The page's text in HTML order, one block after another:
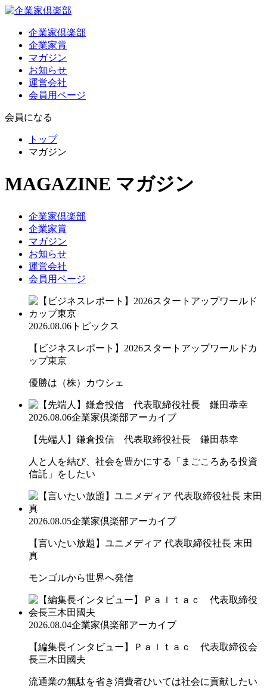
企業家倶楽部
企業家賞
マガジン
お知らせ
運営会社
会員用ページ
会員になる
トップ
マガジン
MAGAZINE マガジン
企業家倶楽部
企業家賞
マガジン
お知らせ
運営会社
会員用ページ
2026.08.06 トピックス
【ビジネスレポート】2026スタートアップワールドカ
ップ東京
優勝は（株）カウシェ
2026.08.06企業家倶楽部アーカイブ
【先端人】鎌倉投信 代表取締役社長 鎌田恭幸
人と人を結び、社会を豊かにする「まごころある投資
信託」をしたい
2026.08.05企業家倶楽部アーカイブ
【言いたい放題】ユニメディア 代表取締役社長 末田
真
モンゴルから世界へ発信
2026.08.04企業家倶楽部アーカイブ
【編集長インタビュー】Ｐａｌｔａｃ 代表取締役会
長三木田國夫
流通業の無駄を省き消費者ひいては社会に貢献したい